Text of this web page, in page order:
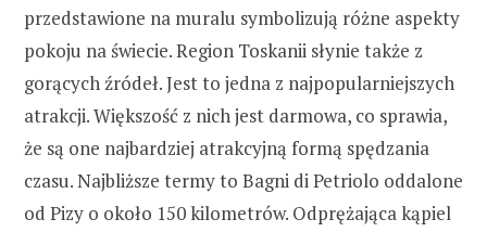
przedstawione na muralu symbolizują różne aspekty
pokoju na świecie. Region Toskanii słynie także z
gorących źródeł. Jest to jedna z najpopularniejszych
atrakcji. Większość z nich jest darmowa, co sprawia,
że są one najbardziej atrakcyjną formą spędzania
czasu. Najbliższe termy to Bagni di Petriolo oddalone
od Pizy o około 150 kilometrów. Odprężająca kąpiel